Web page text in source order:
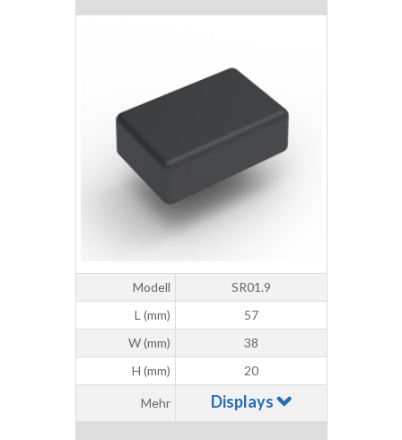
Modell
SR01.9
L (mm)
57
W (mm)
38
H (mm)
20
Mehr Displays